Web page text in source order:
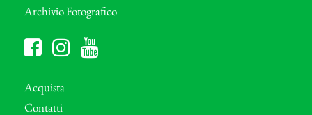
Archivio Fotografico
Acquista
Contatti